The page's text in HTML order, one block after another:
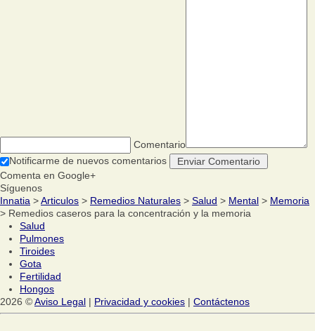
Comentario
Notificarme de nuevos comentarios
Comenta en Google+
Síguenos
Innatia >Articulos > Remedios Naturales > Salud > Mental > Memoria
> Remedios caseros para la concentración y la memoria
Salud
Pulmones
Tiroides
Gota
Fertilidad
Hongos
2026 ©Aviso Legal | Privacidad y cookies | Contáctenos